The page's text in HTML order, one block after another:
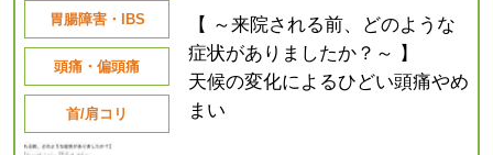
胃腸障害・IBS
頭痛・偏頭痛
首/肩コリ
【 ～来院される前、どのような
症状がありましたか？～ 】
天候の変化によるひどい頭痛やめ
まい